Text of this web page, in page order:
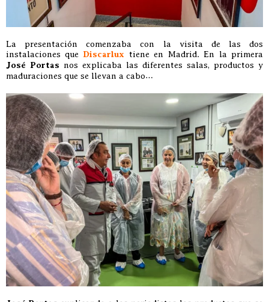
La presentación comenzaba con la visita de las dos
instalaciones que Discarlux tiene en Madrid. En la primera
José Portas nos explicaba las diferentes salas, productos y
maduraciones que se llevan a cabo…